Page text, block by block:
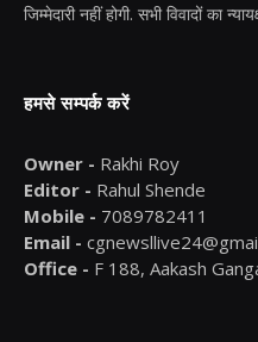
जिम्मेदारी नहीं होगी. सभी विवादों का
हमसे सम्पर्क करें
Owner - Rakhi Roy
Editor - Rahul Shende
Mobile - 7089782411
Email -
Office - F 188, Aakash